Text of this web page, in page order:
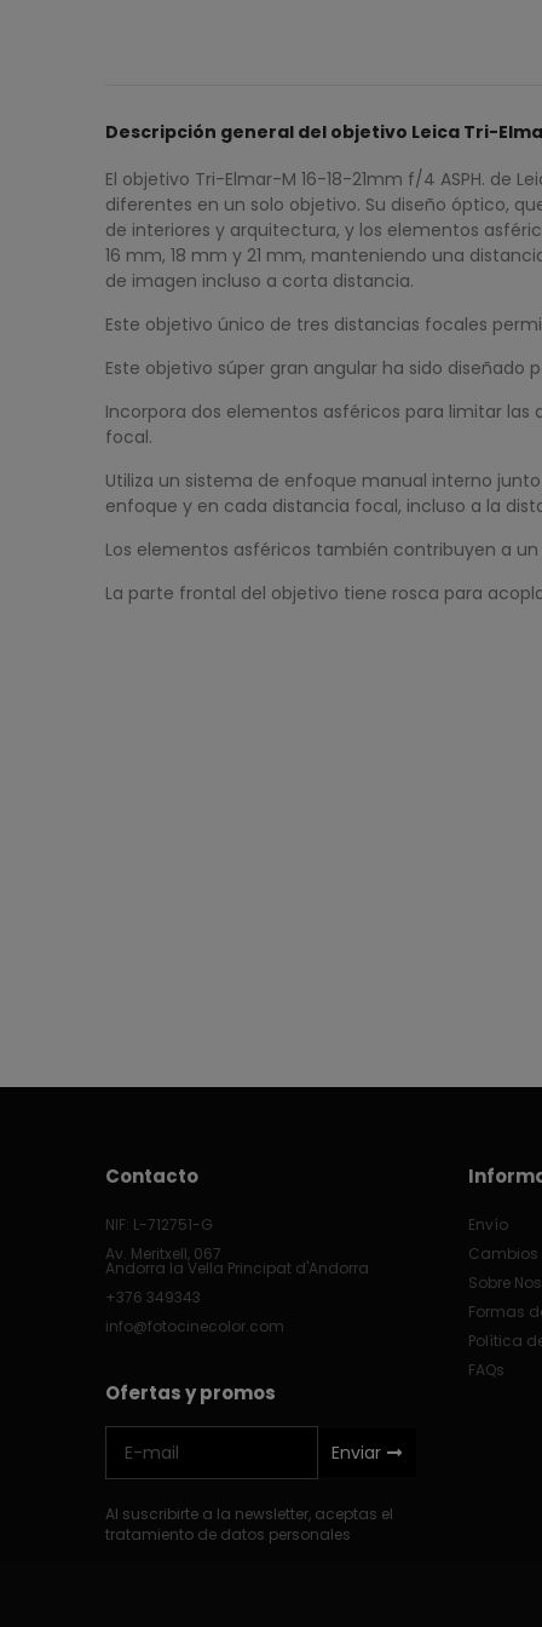
Descripción general del objetivo Leica Tri-
El objetivo Tri-Elmar-M 16-18-21mm f/4 ASPH. de
diferentes en un solo objetivo. Su diseño óptico,
de interiores y arquitectura, y los elementos
16 mm, 18 mm y 21 mm, manteniendo una
de imagen incluso a corta distancia.
Este objetivo único de tres distancias focales
Este objetivo súper gran angular ha sido
Incorpora dos elementos asféricos para limitar
focal.
Utiliza un sistema de enfoque manual interno
enfoque y en cada distancia focal, incluso a la
Los elementos asféricos también contribuyen a
La parte frontal del objetivo tiene rosca para
Contacto
NIF: L-712751-G
Av. Meritxell, 067
Andorra la Vella Principat d'Andorra
+376 349343
info@fotocinecolor.com
Ofertas y promos
Enviar
Al suscribirte a la newsletter, aceptas el
tratamiento de datos personales
Envío
Cambios
Sobre
Formas
Política
FAQs